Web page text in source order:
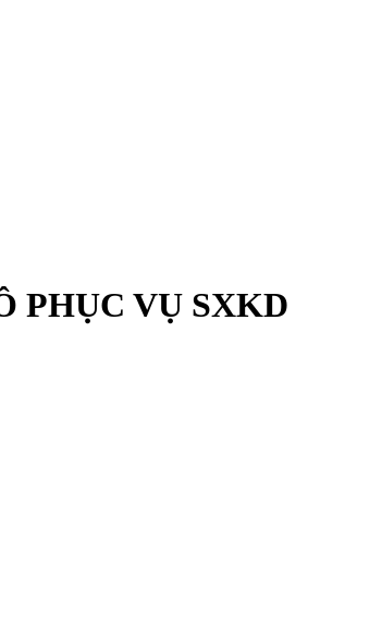
PHỤC VỤ SXKD